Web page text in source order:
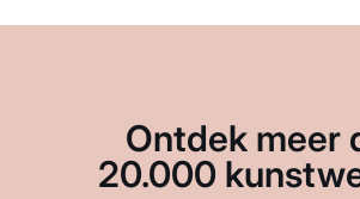
Ontdek meer
20.000